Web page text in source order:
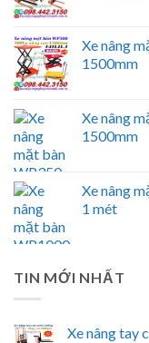
Xe nâng
1500mm
Xe nâng
1500mm
Xe nâng
1 mét
TIN MỚI NHẤT
Xe nâng tay